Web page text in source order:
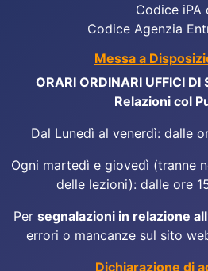
Codice iPA
Codice Agenzia
Messa a
ORARI ORDINARI UFFICI
Relazioni col
Dal Lunedì al venerdì: dalle
Ogni martedì e giovedì (tranne
delle lezioni): dalle ore
Per segnalazioni in relazione
errori o mancanze sul sito
Dichiarazione di